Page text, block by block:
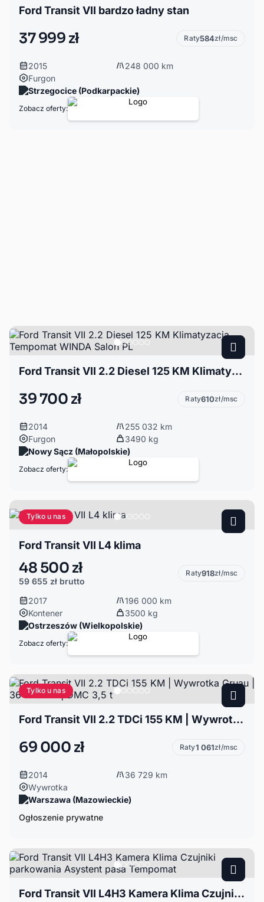
Ford Transit VII bardzo ładny stan
37 999 zł Raty584zł/msc
2015
248 000 km
Furgon
Strzegocice (Podkarpackie)
Zobacz oferty:
Ford Transit VII 2.2 Diesel 125 KM Klimatyzacja Tempomat WINDA Salon PL
39 700 zł Raty610zł/msc
2014
255 032 km
Furgon
3490 kg
Nowy Sącz (Małopolskie)
Zobacz oferty:
Tylko u nas
Ford Transit VII L4 klima
48 500 zł
59 655 zł brutto
Raty918zł/msc
2017
196 000 km
Kontener
3500 kg
Ostrzeszów (Wielkopolskie)
Zobacz oferty:
Tylko u nas
Ford Transit VII 2.2 TDCi 155 KM | Wywrotka Gruau | 36 729 km | DMC 3,5 t
69 000 zł Raty1 061zł/msc
2014
36 729 km
Wywrotka
Warszawa (Mazowieckie)
Ogłoszenie prywatne
Ford Transit VII L4H3 Kamera Klima Czujniki parkowania Asystent pasa Tempomat